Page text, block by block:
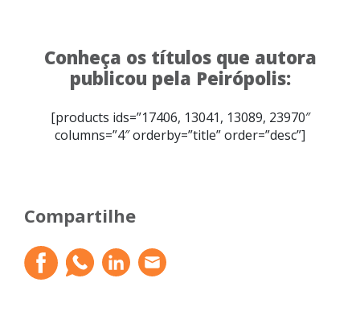
Conheça os títulos que autora
publicou pela Peirópolis:
[products ids=”17406, 13041, 13089, 23970″
columns=”4″ orderby=”title” order=”desc”]
Compartilhe